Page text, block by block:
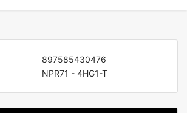
897585430476
NPR71 - 4HG1-T